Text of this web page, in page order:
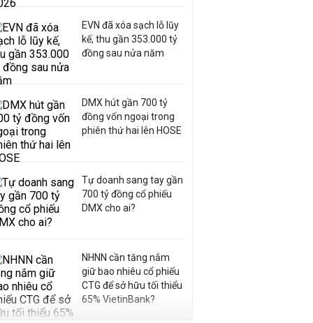
EVN đã xóa sạch lỗ lũy
kế, thu gần 353.000 tỷ
đồng sau nửa năm
DMX hút gần 700 tỷ
đồng vốn ngoại trong
phiên thứ hai lên HOSE
Tự doanh sang tay gần
700 tỷ đồng cổ phiếu
DMX cho ai?
NHNN cần tăng nắm
giữ bao nhiêu cổ phiếu
CTG để sở hữu tối thiểu
65% VietinBank?